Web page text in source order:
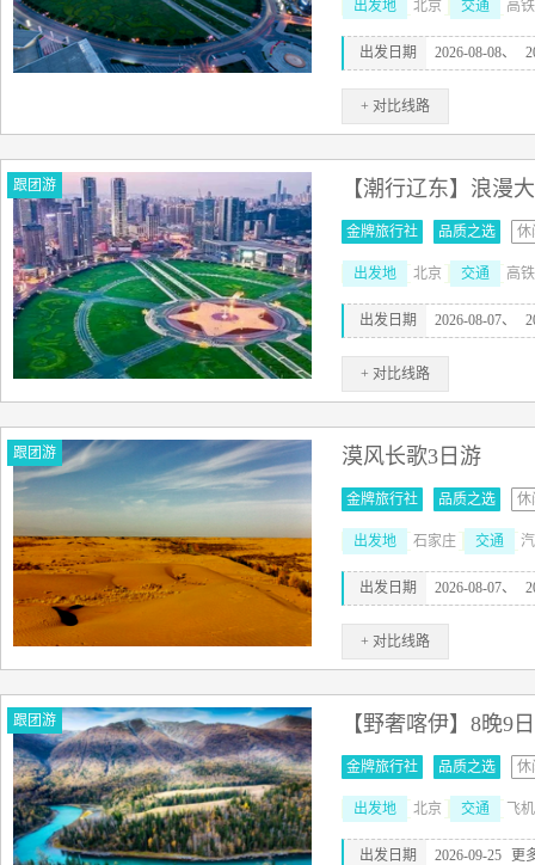
出发地 北京 交通 高
出发日期 2026-08-08、
+ 对比线路
跟团游 【潮行辽东】浪漫
金牌旅行社 品质之选 休
出发地 北京 交通 高
出发日期 2026-08-07、
+ 对比线路
跟团游 漠风长歌3日游
金牌旅行社 品质之选 休
出发地 石家庄 交通
出发日期 2026-08-07、
+ 对比线路
跟团游 【野奢喀伊】8晚9日
金牌旅行社 品质之选 休
出发地 北京 交通 飞
出发日期 2026-09-25 更